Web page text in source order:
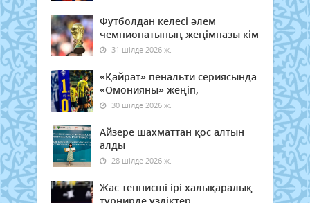
Футболдан келесі әлем
чемпионатының жеңімпазы кім
31 шілде 2026 ж.
«Қайрат» пенальти сериясында
«Омонияны» жеңіп,
30 шілде 2026 ж.
Айзере шахматтан қос алтын
алды
28 шілде 2026 ж.
Жас теннисші ірі халықаралық
турнирде үздіктер